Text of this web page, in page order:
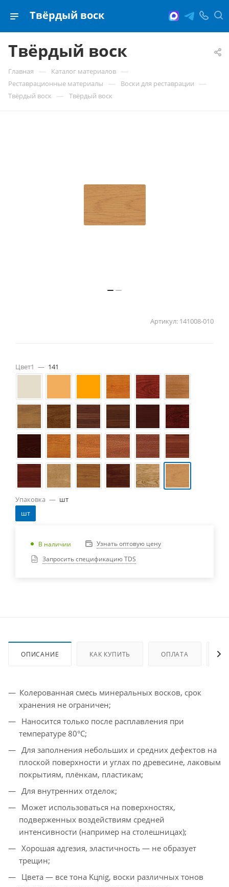
Твёрдый воск
Твёрдый воск
Главная — Каталог материалов —
Реставрационные материалы — Воски для реставрации —
Твёрдый воск — Твёрдый воск
Артикул: 141008-010
Цвет1 — 141
Упаковка — шт
шт
В наличии
Узнать оптовую цену
Запросить спецификацию TDS
ОПИСАНИЕ КАК КУПИТЬ ОПЛАТА
Колерованная смесь минеральных восков, срок
хранения не ограничен;
Наносится только после расплавления при
температуре 80°С;
Для заполнения небольших и средних дефектов на
плоской поверхности и углах по древесине, лаковым
покрытиям, плёнкам, пластикам;
Для внутренних отделок;
Может использоваться на поверхностях,
подверженных воздействиям средней
интенсивности (например на столешницах);
Хорошая адгезия, эластичность — не образует
трещин;
Цвета — все тона Kцnig, воски различных тонов